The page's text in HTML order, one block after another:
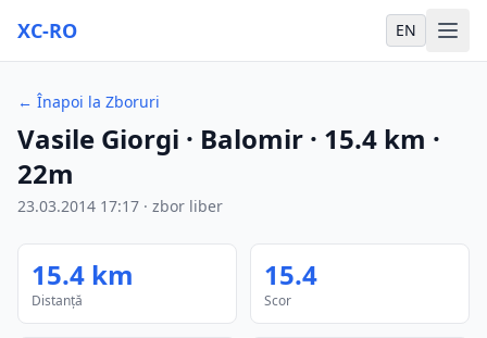
XC-RO EN
← Înapoi la Zboruri
Vasile Giorgi · Balomir · 15.4 km ·
22m
23.03.2014 17:17 · zbor liber
15.4 km
Distanță
15.4
Scor